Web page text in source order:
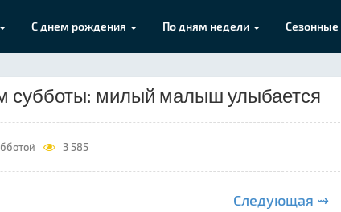
С днем рождения По дням недели Сезонные
субботы: милый малыш улыбается
3 585
Следующая ⇝